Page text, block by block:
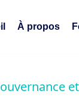
À propos